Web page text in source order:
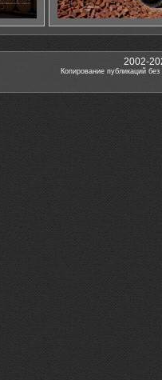
2002-
Копирование публикаций